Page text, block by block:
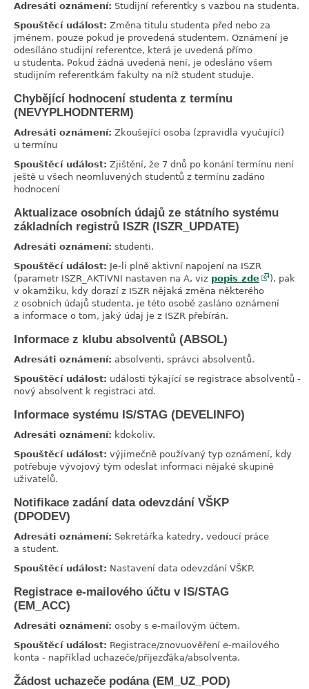
Adresáti oznámení: Studijní referentky s vazbou na studenta.
Spouštěcí událost: Změna titulu studenta před nebo za
jménem, pouze pokud je provedená studentem. Oznámení je
odesíláno studijní referentce, která je uvedená přímo
u studenta. Pokud žádná uvedená není, je odesláno všem
studijním referentkám fakulty na níž student studuje.
Chybějící hodnocení studenta z termínu
(NEVYPLHODNTERM)
Adresáti oznámení: Zkoušející osoba (zpravidla vyučující)
u termínu
Spouštěcí událost: Zjištění, že 7 dnů po konání termínu není
ještě u všech neomluvených studentů z termínu zadáno
hodnocení
Aktualizace osobních údajů ze státního systému
základních registrů ISZR (ISZR_UPDATE)
Adresáti oznámení: studenti.
Spouštěcí událost: Je-li plně aktivní napojení na ISZR
(parametr ISZR_AKTIVNI nastaven na A, viz popis zde
), pak
v okamžiku, kdy dorazí z ISZR nějaká změna některého
z osobních údajů studenta, je této osobě zasláno oznámení
a informace o tom, jaký údaj je z ISZR přebírán.
Informace z klubu absolventů (ABSOL)
Adresáti oznámení: absolventi, správci absolventů.
Spouštěcí událost: události týkající se registrace absolventů -
nový absolvent k registraci atd.
Informace systému IS/STAG (DEVELINFO)
Adresáti oznámení: kdokoliv.
Spouštěcí událost: výjimečně používaný typ oznámení, kdy
potřebuje vývojový tým odeslat informaci nějaké skupině
uživatelů.
Notifikace zadání data odevzdání VŠKP
(DPODEV)
Adresáti oznámení: Sekretářka katedry, vedoucí práce
a student.
Spouštěcí událost: Nastavení data odevzdání VŠKP.
Registrace e-mailového účtu v IS/STAG
(EM_ACC)
Adresáti oznámení: osoby s e-mailovým účtem.
Spouštěcí událost: Registrace/znovuověření e-mailového
konta - například uchazeče/příjezďáka/absolventa.
Žádost uchazeče podána (EM_UZ_POD)